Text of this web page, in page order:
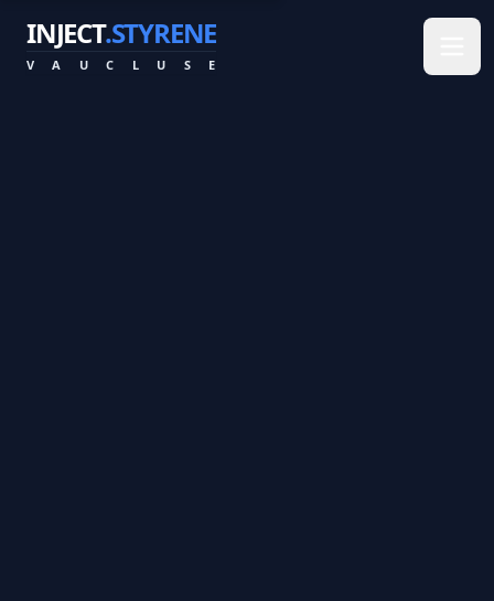
INJECT.STYRENE
V A U C L U S E